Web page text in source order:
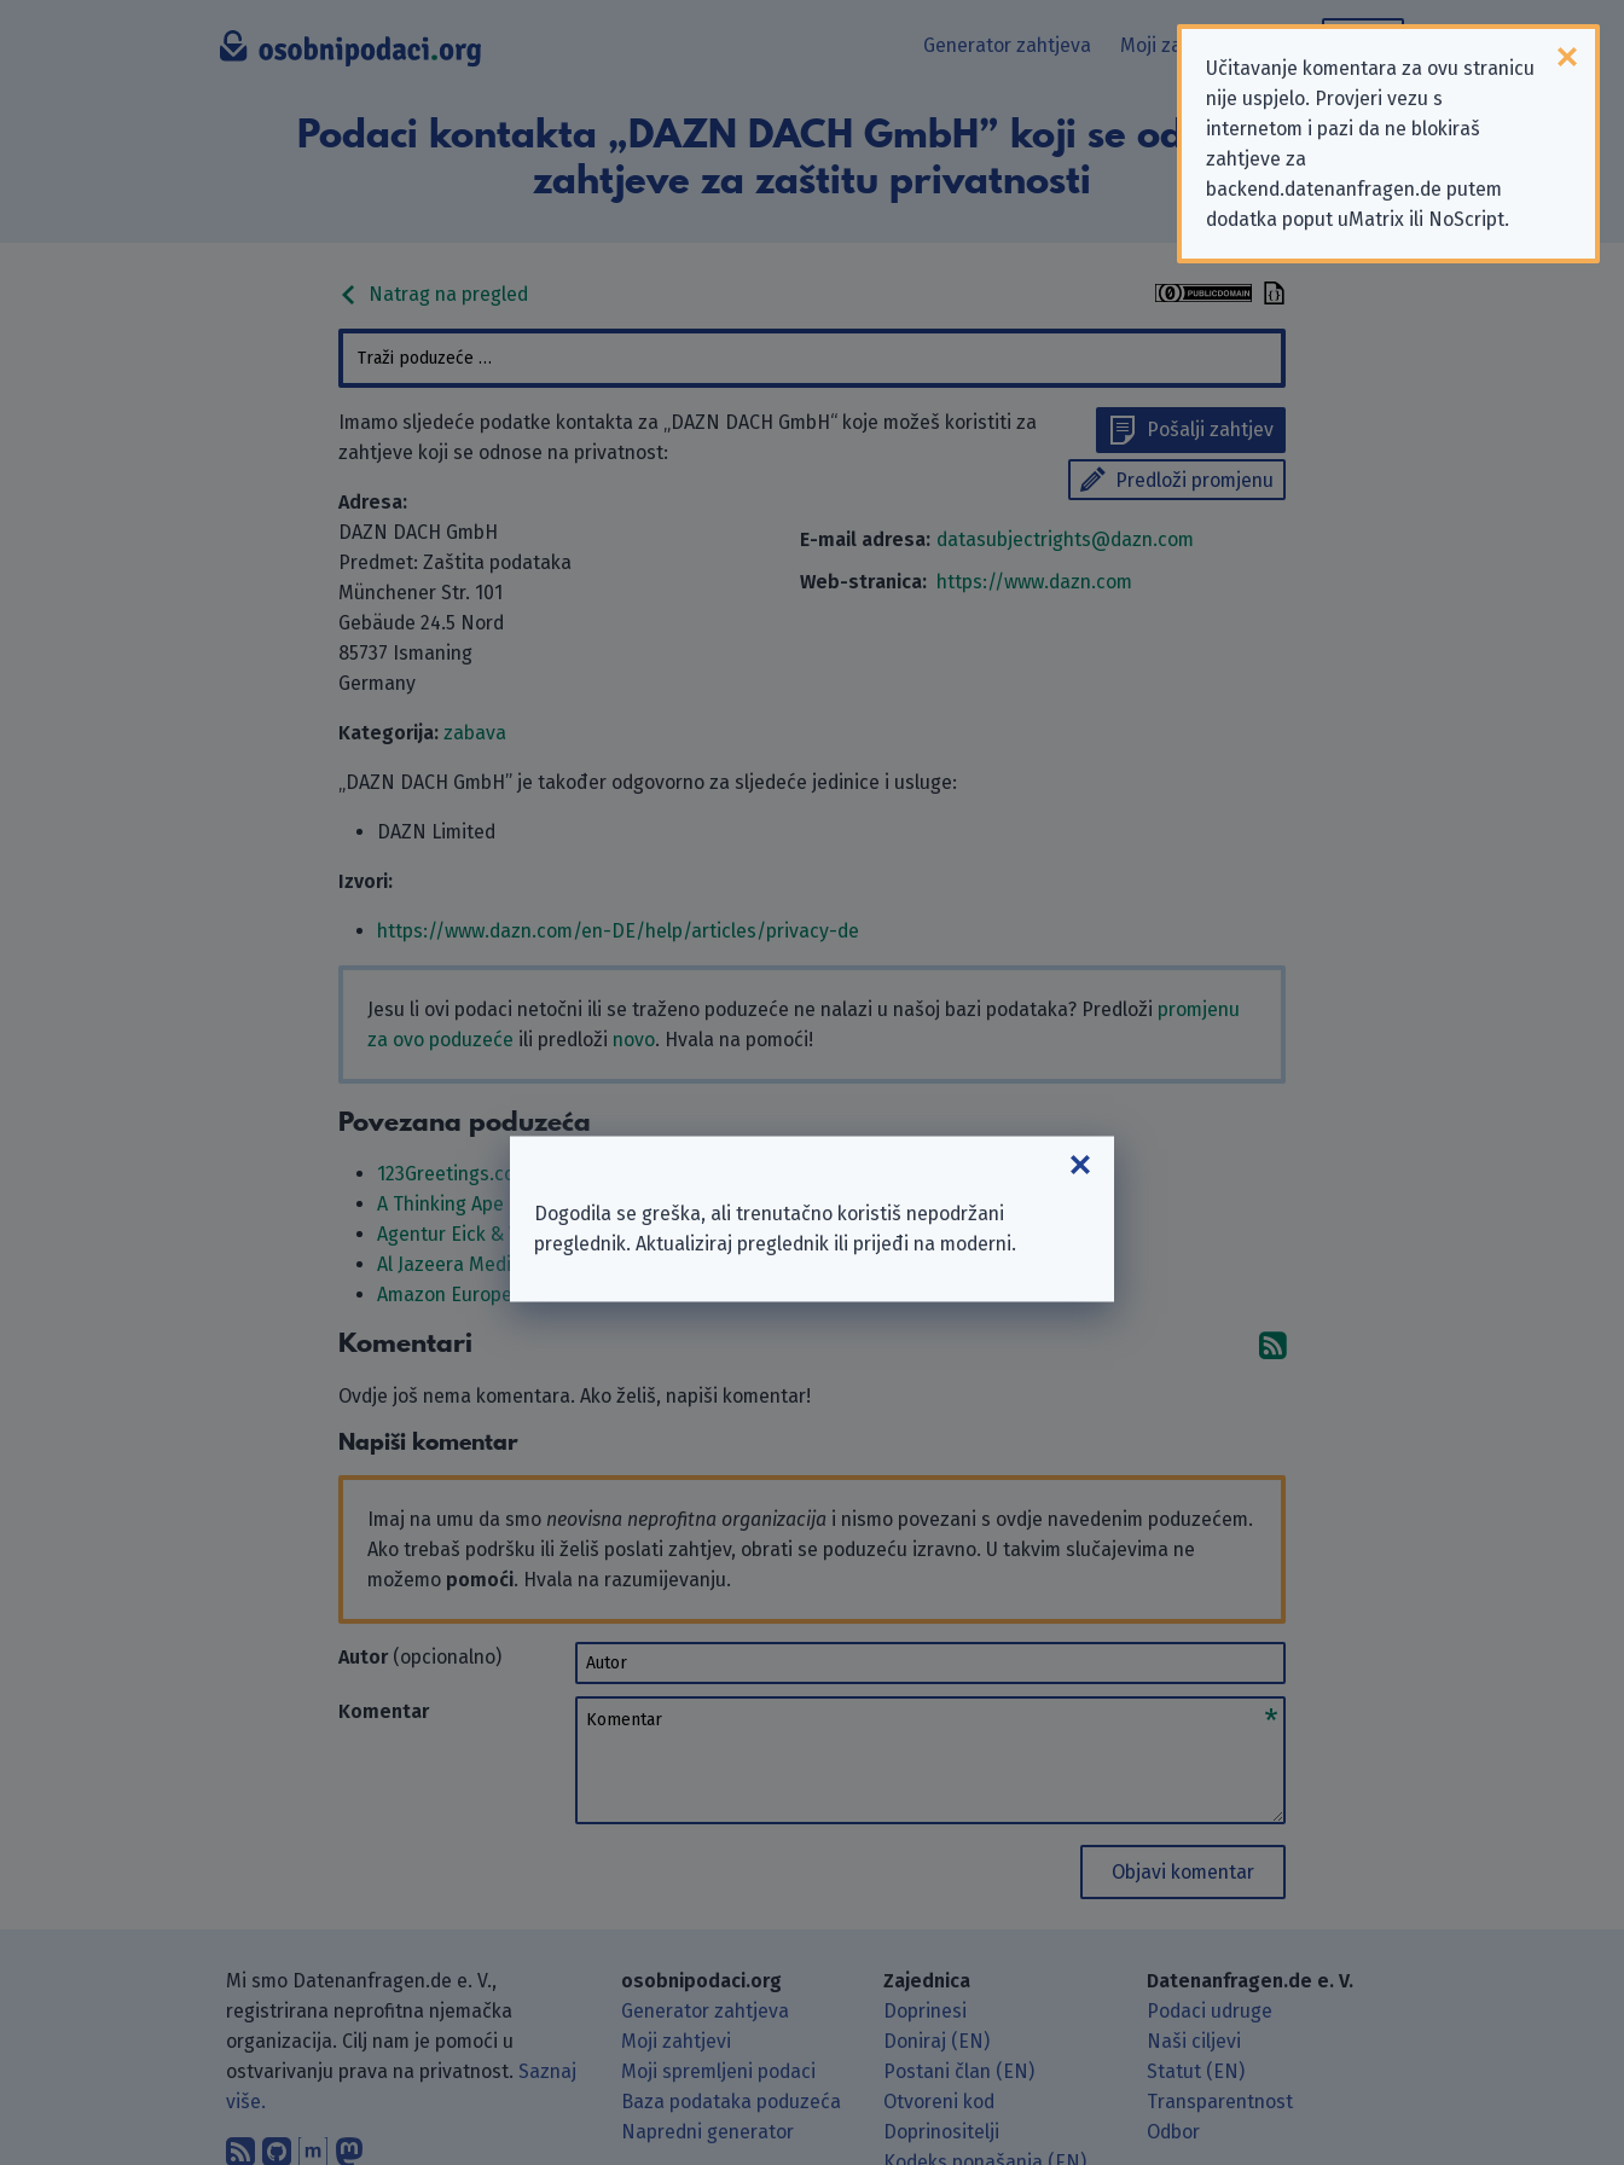
Učitavanje komentara za ovu stranicu
nije uspjelo. Provjeri vezu s
internetom i pazi da ne blokiraš
zahtjeve za
backend.datenanfragen.de putem
dodatka poput uMatrix ili NoScript.
Generator zahtjeva Moji zahtjevi
Podaci kontakta „DAZN DACH GmbH” koji se odnose na
zahtjeve za zaštitu privatnosti
Natrag na pregled
Pošalji zahtjev
Predloži promjenu
Imamo sljedeće podatke kontakta za „DAZN DACH GmbH“ koje možeš koristiti za
zahtjeve koji se odnose na privatnost:
Adresa:
DAZN DACH GmbH
Predmet: Zaštita podataka
Münchener Str. 101
Gebäude 24.5 Nord
85737 Ismaning
Germany
E-mail adresa: datasubjectrights@dazn.com
Web-stranica: https://www.dazn.com
Kategorija: zabava
„DAZN DACH GmbH” je također odgovorno za sljedeće jedinice i usluge:
DAZN Limited
Izvori:
https://www.dazn.com/en-DE/help/articles/privacy-de
Jesu li ovi podaci netočni ili se traženo poduzeće ne nalazi u našoj bazi podataka? Predloži promjenu
za ovo poduzeće ili predloži novo. Hvala na pomoći!
Povezana poduzeća
123Greetings.com Inc.
A Thinking Ape Entertainment Ltd.
Agentur Eick & Weber | Burkhard Eick & Gregor Weber GbR
Al Jazeera Media Network
Amazon Europe Core SARL
Komentari Pretplati se na komentare
Ovdje još nema komentara. Ako želiš, napiši komentar!
Napiši komentar
Imaj na umu da smo neovisna neprofitna organizacija i nismo povezani s ovdje navedenim poduzećem.
Ako trebaš podršku ili želiš poslati zahtjev, obrati se poduzeću izravno. U takvim slučajevima ne
možemo pomoći. Hvala na razumijevanju.
Autor(opcionalno) Autor
Komentar Komentar
Objavi komentar
Mi smo Datenanfragen.de e. V.,
registrirana neprofitna njemačka
organizacija. Cilj nam je pomoći u
ostvarivanju prava na privatnost. Saznaj
više.
Pretplati se na naš blog koristeći RSS čitač.
Pronađi nas na GitHubu.
Raspravljaj s nama putem Matrixa.
Prati nas na Mastodonu.
osobnipodaci.org
Generator zahtjeva
Moji zahtjevi
Moji spremljeni podaci
Baza podataka poduzeća
Napredni generator
Zajednica
Doprinesi
Doniraj (EN)
Postani član (EN)
Otvoreni kod
Doprinositelji
Datenanfragen.de e. V.
Podaci udruge
Naši ciljevi
Statut (EN)
Transparentnost
Odbor
Dogodila se greška, ali trenutačno koristiš nepodržani
preglednik. Aktualiziraj preglednik ili prijeđi na moderni.